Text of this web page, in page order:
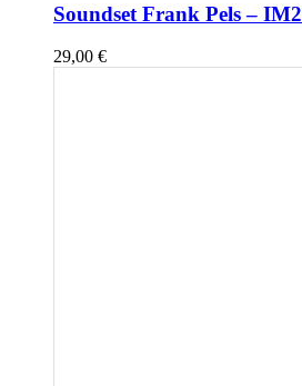
Soundset Frank Pels – IM2
29,00 €